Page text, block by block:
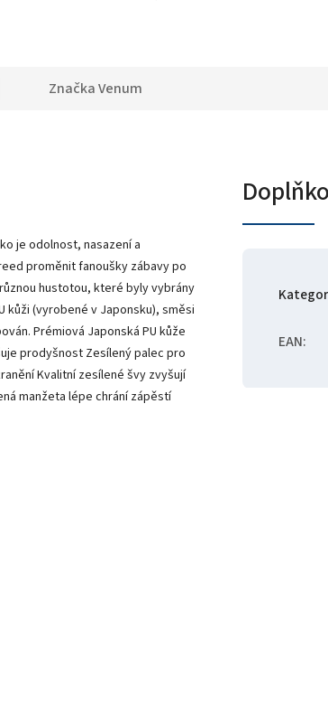
ZnačkaVenum
je odolnost, nasazení a
proměnit fanoušky zábavy po
hustotou, které byly vybrány
kůži (vyrobené v Japonsku), směsi
Prémiová Japonská PU kůže
prodyšnost Zesílený palec pro
Kvalitní zesílené švy zvyšují
manžeta lépe chrání zápěstí
EAN: